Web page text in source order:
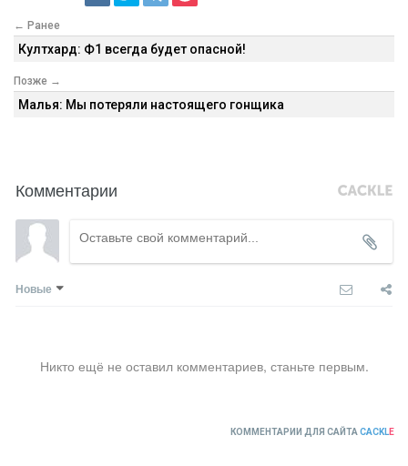
← Ранее
Култхард: Ф1 всегда будет опасной!
Позже →
Малья: Мы потеряли настоящего гонщика
Комментарии
Новые
Никто ещё не оставил комментариев, станьте первым.
КОММЕНТАРИИ ДЛЯ САЙТА CACKLE